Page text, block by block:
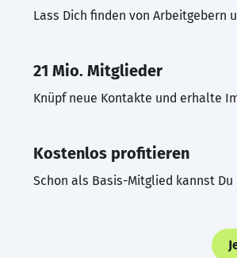
Lass Dich finden von Arbeitgebern
21 Mio. Mitglieder
Knüpf neue Kontakte und erhalte
Kostenlos profitieren
Schon als Basis-Mitglied kannst